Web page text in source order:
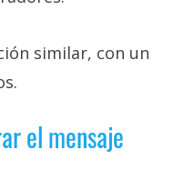
similar, con un
el mensaje